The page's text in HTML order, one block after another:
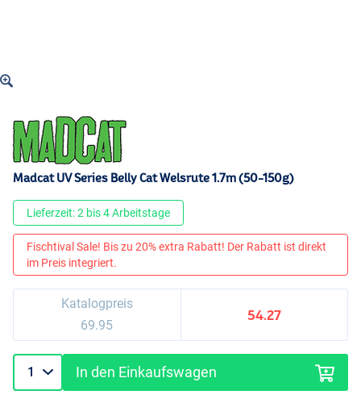
Madcat UV Series Belly Cat Welsrute 1.7m (50-150g)
Lieferzeit: 2 bis 4 Arbeitstage
Fischtival Sale! Bis zu 20% extra Rabatt! Der Rabatt ist direkt
im Preis integriert.
Katalogpreis
69.95
54.27
In den Einkaufswagen